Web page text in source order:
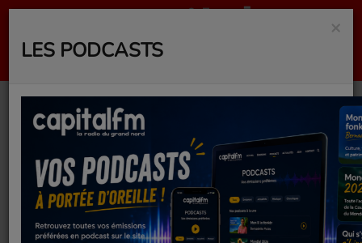
Comment But
modernise son
experience client a
Valkaners et
×
LES PODCASTS